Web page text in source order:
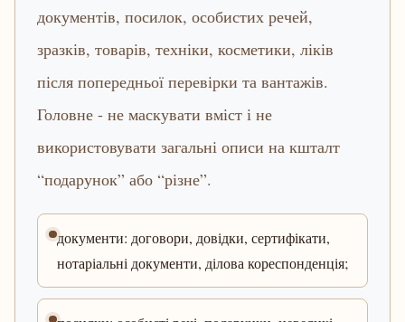
документів, посилок, особистих речей,
зразків, товарів, техніки, косметики, ліків
після попередньої перевірки та вантажів.
Головне - не маскувати вміст і не
використовувати загальні описи на кшталт
“подарунок” або “різне”.
документи: договори, довідки, сертифікати,
нотаріальні документи, ділова кореспонденція;